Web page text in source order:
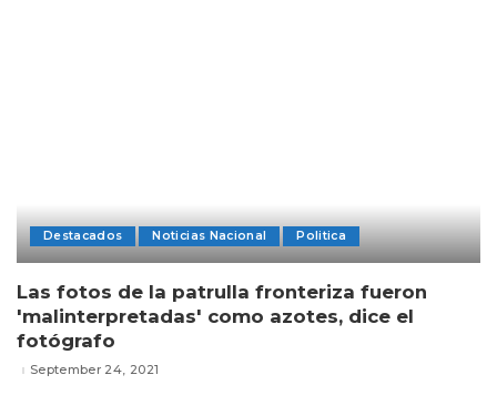
Destacados Noticias Nacional Politica
Las fotos de la patrulla fronteriza fueron
'malinterpretadas' como azotes, dice el
fotógrafo
September 24, 2021